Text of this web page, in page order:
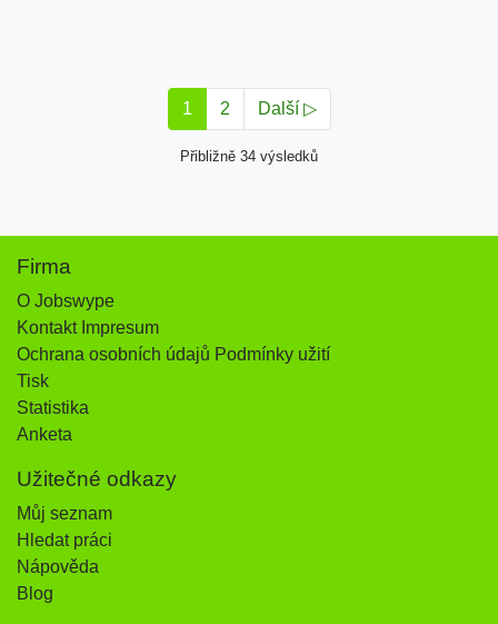
1 2 Další ▷
Přibližně 34 výsledků
Firma
O Jobswype
Kontakt Impresum
Ochrana osobních údajů Podmínky užití
Tisk
Statistika
Anketa
Užitečné odkazy
Můj seznam
Hledat práci
Nápověda
Blog